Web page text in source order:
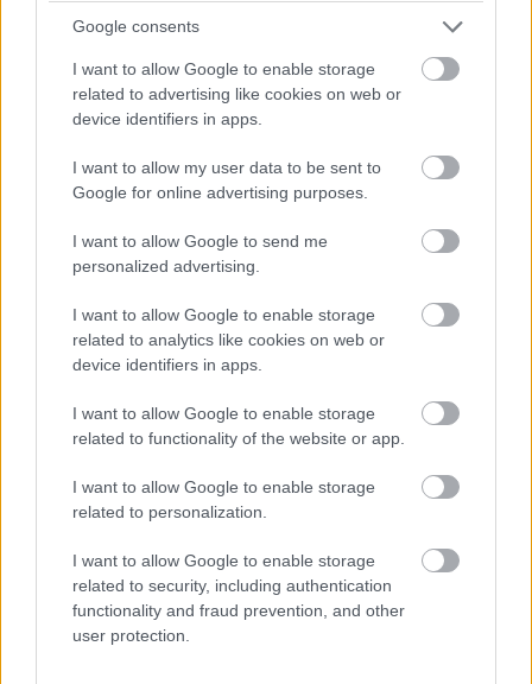
Google consents
I want to allow Google to enable storage
related to advertising like cookies on web or
device identifiers in apps.
I want to allow my user data to be sent to
Google for online advertising purposes.
I want to allow Google to send me
personalized advertising.
I want to allow Google to enable storage
related to analytics like cookies on web or
device identifiers in apps.
I want to allow Google to enable storage
related to functionality of the website or app.
I want to allow Google to enable storage
related to personalization.
I want to allow Google to enable storage
related to security, including authentication
functionality and fraud prevention, and other
user protection.
felvonással ellentétben ezúttal nem tud egy egységet
alkotni.
Mindent összegezve nagyon felemásak az érzéseim a
Disney legújabb üdvöskéjével kapcsolatban, mivel
alapvetően értékelem a kockázatvállalást, főleg egy
másrészről viszont nem tudok megbékélni azzal, hogy
az érettebb felfogás oltárán be kéne áldozni azt a fajta
ártatlanságot sugárzó szórakoztatást, ami az első
Jégvarázsban jóval hangsúlyosabb szerepet játszott.
Innen is látszik, hogy a Disney jó úton halad, azonban
jövőben nem szeretne ismét a kispadra kerülni az
animációs filmek porondján úgy, ahogy az már egyszer
megtörtént vele.